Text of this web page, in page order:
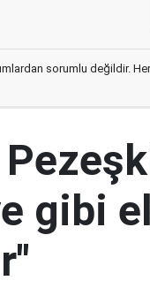
sorumlu değildir.
gibi